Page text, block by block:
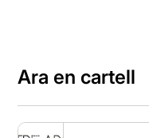
Ara en cartell